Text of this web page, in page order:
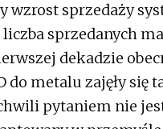
wzrost sprzedaży
sprzedanych
dekadzie
metalu zajęły się
pytaniem nie